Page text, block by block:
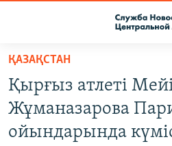
Вернуться
основному
содержанию
Вернутся
ПОДПИСКА
КОНТАКТЫ
ҚАЗАҚСТАН
Қырғыз атлеті
Жұманазарова
ойындарында